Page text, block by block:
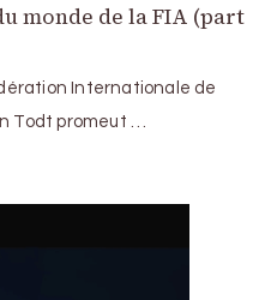
monde de la FIA (part
Internationale de
Todt promeut …